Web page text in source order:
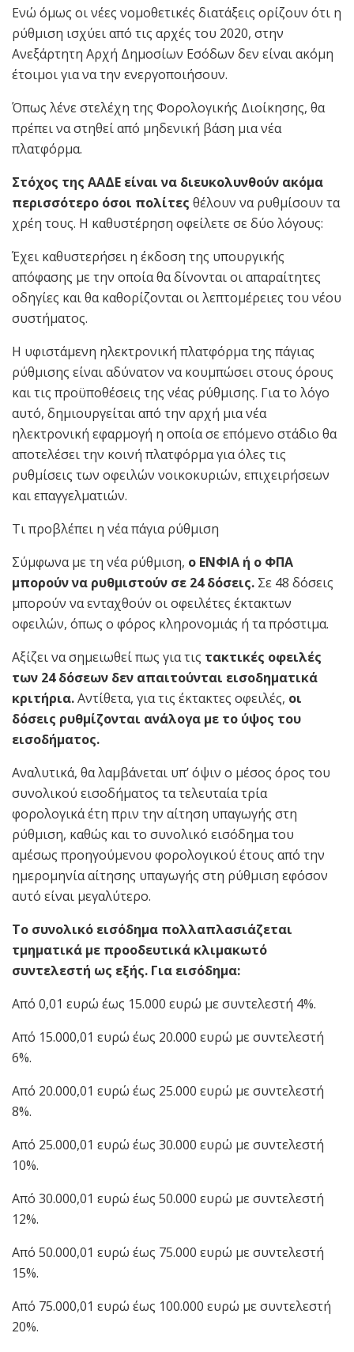
Ενώ όμως οι νέες νομοθετικές διατάξεις ορίζουν ότι η
ρύθμιση ισχύει από τις αρχές του 2020, στην
Ανεξάρτητη Αρχή Δημοσίων Εσόδων δεν είναι ακόμη
έτοιμοι για να την ενεργοποιήσουν.
Όπως λένε στελέχη της Φορολογικής Διοίκησης, θα
πρέπει να στηθεί από μηδενική βάση μια νέα
πλατφόρμα.
Στόχος της ΑΑΔΕ είναι να διευκολυνθούν ακόμα
περισσότερο όσοι πολίτες θέλουν να ρυθμίσουν τα
χρέη τους. Η καθυστέρηση οφείλετε σε δύο λόγους:
Έχει καθυστερήσει η έκδοση της υπουργικής
απόφασης με την οποία θα δίνονται οι απαραίτητες
οδηγίες και θα καθορίζονται οι λεπτομέρειες του νέου
συστήματος.
H υφιστάμενη ηλεκτρονική πλατφόρμα της πάγιας
ρύθμισης είναι αδύνατον να κουμπώσει στους όρους
και τις προϋποθέσεις της νέας ρύθμισης. Για το λόγο
αυτό, δημιουργείται από την αρχή μια νέα
ηλεκτρονική εφαρμογή η οποία σε επόμενο στάδιο θα
αποτελέσει την κοινή πλατφόρμα για όλες τις
ρυθμίσεις των οφειλών νοικοκυριών, επιχειρήσεων
και επαγγελματιών.
Τι προβλέπει η νέα πάγια ρύθμιση
Σύμφωνα με τη νέα ρύθμιση, ο ΕΝΦΙΑ ή ο ΦΠΑ
μπορούν να ρυθμιστούν σε 24 δόσεις. Σε 48 δόσεις
μπορούν να ενταχθούν οι οφειλέτες έκτακτων
οφειλών, όπως ο φόρος κληρονομιάς ή τα πρόστιμα.
Αξίζει να σημειωθεί πως για τις τακτικές οφειλές
των 24 δόσεων δεν απαιτούνται εισοδηματικά
κριτήρια.Αντίθετα, για τις έκτακτες οφειλές, οι
δόσεις ρυθμίζονται ανάλογα με το ύψος του
εισοδήματος.
Αναλυτικά, θα λαμβάνεται υπ’ όψιν ο μέσος όρος του
συνολικού εισοδήματος τα τελευταία τρία
φορολογικά έτη πριν την αίτηση υπαγωγής στη
ρύθμιση, καθώς και το συνολικό εισόδημα του
αμέσως προηγούμενου φορολογικού έτους από την
ημερομηνία αίτησης υπαγωγής στη ρύθμιση εφόσον
αυτό είναι μεγαλύτερο.
Το συνολικό εισόδημα πολλαπλασιάζεται
τμηματικά με προοδευτικά κλιμακωτό
συντελεστή ως εξής. Για εισόδημα:
Από 0,01 ευρώ έως 15.000 ευρώ με συντελεστή 4%.
Από 15.000,01 ευρώ έως 20.000 ευρώ με συντελεστή
6%.
Από 20.000,01 ευρώ έως 25.000 ευρώ με συντελεστή
8%.
Από 25.000,01 ευρώ έως 30.000 ευρώ με συντελεστή
10%.
Από 30.000,01 ευρώ έως 50.000 ευρώ με συντελεστή
12%.
Από 50.000,01 ευρώ έως 75.000 ευρώ με συντελεστή
15%.
Από 75.000,01 ευρώ έως 100.000 ευρώ με συντελεστή
20%.